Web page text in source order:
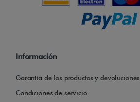
Información
Garantía de los productos y devoluciones
Condiciones de servicio